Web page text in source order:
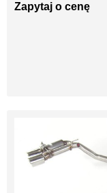
Zapytaj o cenę